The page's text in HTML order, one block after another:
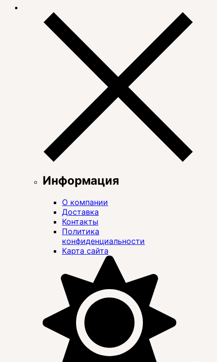
Информация
О компании
Доставка
Контакты
Политика
конфиденциальности
Карта сайта